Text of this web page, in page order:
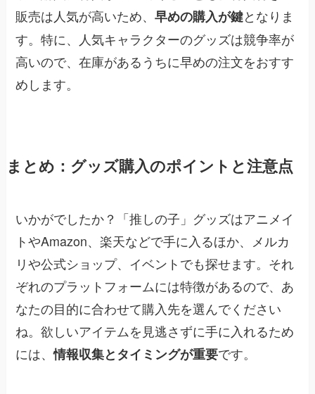
販売は人気が高いため、早めの購入が鍵となりま
す。特に、人気キャラクターのグッズは競争率が
高いので、在庫があるうちに早めの注文をおすす
めします。
まとめ：グッズ購入のポイントと注意点
いかがでしたか？「推しの子」グッズはアニメイ
トやAmazon、楽天などで手に入るほか、メルカ
リや公式ショップ、イベントでも探せます。それ
ぞれのプラットフォームには特徴があるので、あ
なたの目的に合わせて購入先を選んでください
ね。欲しいアイテムを見逃さずに手に入れるため
には、情報収集とタイミングが重要です。